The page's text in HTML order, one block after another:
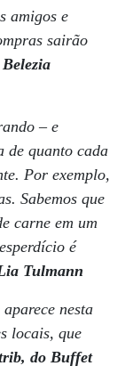
amigos e
sairão
– e
de quanto cada
Por exemplo,
Sabemos que
carne em um
é
Tulmann
nesta
locais, que
do Buffet